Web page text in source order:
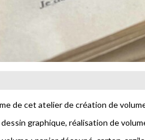
de cet atelier de création de
graphique, réalisation de